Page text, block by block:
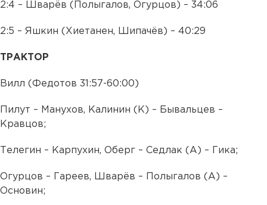
2:4 – Шварёв (Полыгалов, Огурцов) – 34:06
2:5 – Яшкин (Хиетанен, Шипачёв) – 40:29
ТРАКТОР
Вилл (Федотов 31:57-60:00)
Пилут – Манухов, Калинин (К) – Бывальцев –
Кравцов;
Телегин – Карпухин, Оберг – Седлак (А) – Гика;
Огурцов – Гареев, Шварёв – Полыгалов (А) –
Основин;